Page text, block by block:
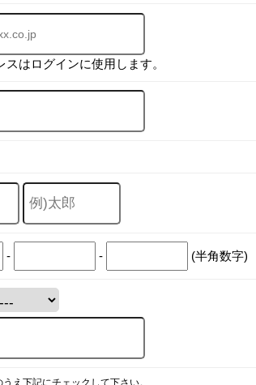
はログインに使用します。
- - (半角数字)
え下記にチェックして下さい。